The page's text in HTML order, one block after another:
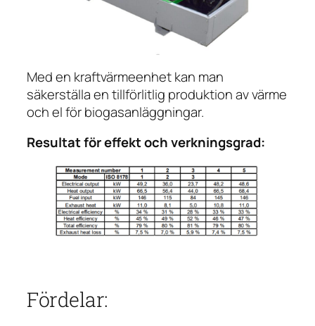
Med en kraftvärmeenhet kan man
säkerställa en tillförlitlig produktion av värme
och el för biogasanläggningar.
Resultat för effekt och verkningsgrad:
Fördelar: